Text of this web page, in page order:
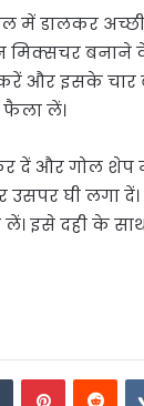
में डालकर
मिक्सचर
और इसके चार
फैला लें।
दें और गोल
घी लगा
इसे दही के
TumblrPinterest